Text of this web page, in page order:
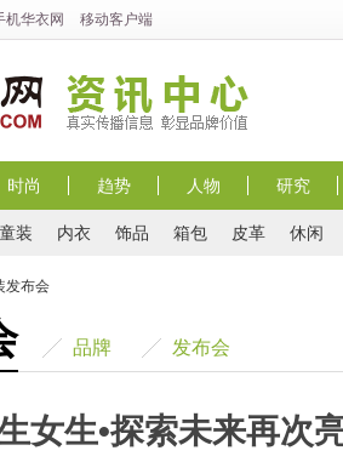
机华衣网 移动客户端
时尚 趋势 人物 研究
童装 内衣 饰品 箱包 皮革 休闲
发布会
品牌 发布会
女生•探索未来再次